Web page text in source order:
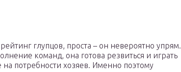
глупцов, проста – он невероятно упрям.
команд, она готова резвиться и играть
потребности хозяев. Именно поэтому